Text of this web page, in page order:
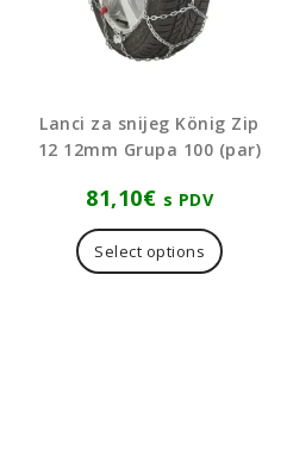
Lanci za snijeg König Zip
12 12mm Grupa 100 (par)
81,10€ s PDV
Select options